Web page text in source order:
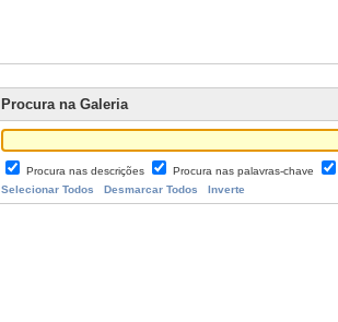
Procura na Galeria
Procura nas descrições Procura nas palavras-chave
Selecionar Todos
Desmarcar Todos Inverte